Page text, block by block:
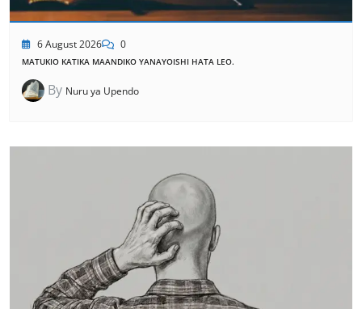
6 August 2026 0
MATUKIO KATIKA MAANDIKO YANAYOISHI HATA LEO.
By Nuru ya Upendo